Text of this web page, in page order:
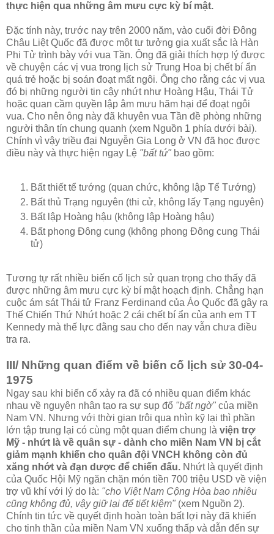
thực hiện qua những âm mưu cực kỳ bí mật.
Đặc tính này, trước nay trên 2000 năm, vào cuối đời Đông
Châu Liệt Quốc đã được một tư tưởng gia xuất sắc là Hàn
Phi Tử trình bày với vua Tần. Ông đã giải thích hợp lý được
về chuyện các vị vua trong lịch sử Trung Hoa bị chết bí ẩn
quá trẻ hoặc bị soán đoạt mất ngôi. Ông cho rằng các vị vua
đó bị những người tin cậy nhứt như Hoàng Hậu, Thái Tử
hoặc quan cầm quyền lập âm mưu hãm hại để đoạt ngôi
vua. Cho nên ông này đã khuyên vua Tần đề phòng những
người thân tín chung quanh (xem Nguồn 1 phía dưới bài).
Chính vì vậy triều đại Nguyễn Gia Long ở VN đã học được
điều này và thực hiện ngay Lệ "bất tứ" bao gồm:
Bất thiết tể tướng (quan chức, không lập Tể Tướng)
Bất thủ Trạng nguyên (thi cử, không lấy Tạng nguyên)
Bất lập Hoàng hậu (không lập Hoàng hậu)
Bất phong Đông cung (không phong Đông cung Thái
tử)
Tương tự rất nhiều biến cố lịch sử quan trọng cho thấy đã
được những âm mưu cực kỳ bí mật hoạch định. Chẳng hạn
cuộc ám sát Thái tử Franz Ferdinand của Áo Quốc đã gây ra
Thế Chiến Thứ Nhứt hoặc 2 cái chết bí ẩn của anh em TT
Kennedy mà thế lực đằng sau cho đến nay vẫn chưa điều
tra ra.
III/ Những quan điểm về biến cố lịch sử 30-04-
1975
Ngay sau khi biến cố xảy ra đã có nhiều quan điểm khác
nhau về nguyên nhân tạo ra sự sụp đổ "bất ngờ" của miền
Nam VN. Nhưng với thời gian trôi qua nhìn kỹ lại thì phần
lớn tập trung lại có cùng một quan điểm chung là viện trợ
Mỹ - nhứt là về quân sự - dành cho miền Nam VN bị cắt
giảm mạnh khiến cho quân đội VNCH không còn đủ
xăng nhớt và đạn dược để chiến đấu. Nhứt là quyết định
của Quốc Hội Mỹ ngăn chặn món tiền 700 triệu USD về viện
trợ vũ khí với lý do là: "cho Việt Nam Cộng Hòa bao nhiêu
cũng không đủ, vậy giữ lại để tiết kiệm" (xem Nguồn 2).
Chính tin tức về quyết định hoàn toàn bất lợi này đã khiến
cho tinh thần của miền Nam VN xuống thấp và dẫn đến sự